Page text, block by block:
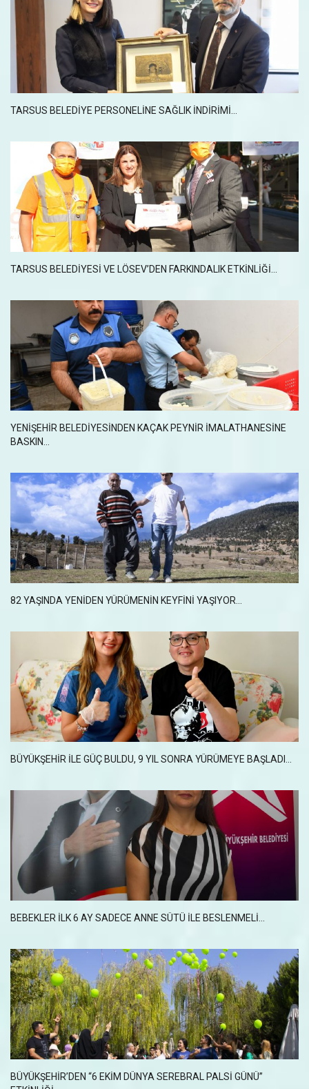
TARSUS BELEDİYE PERSONELİNE SAĞLIK İNDİRİMİ...
TARSUS BELEDİYESİ VE LÖSEV’DEN FARKINDALIK ETKİNLİĞİ...
YENIŞEHIR BELEDIYESINDEN KAÇAK PEYNIR IMALATHANESINE
BASKIN...
82 YAŞINDA YENİDEN YÜRÜMENİN KEYFİNİ YAŞIYOR...
BÜYÜKŞEHİR İLE GÜÇ BULDU, 9 YIL SONRA YÜRÜMEYE BAŞLADI...
BEBEKLER İLK 6 AY SADECE ANNE SÜTÜ İLE BESLENMELİ...
BÜYÜKŞEHİR’DEN “6 EKİM DÜNYA SEREBRAL PALSİ GÜNÜ”